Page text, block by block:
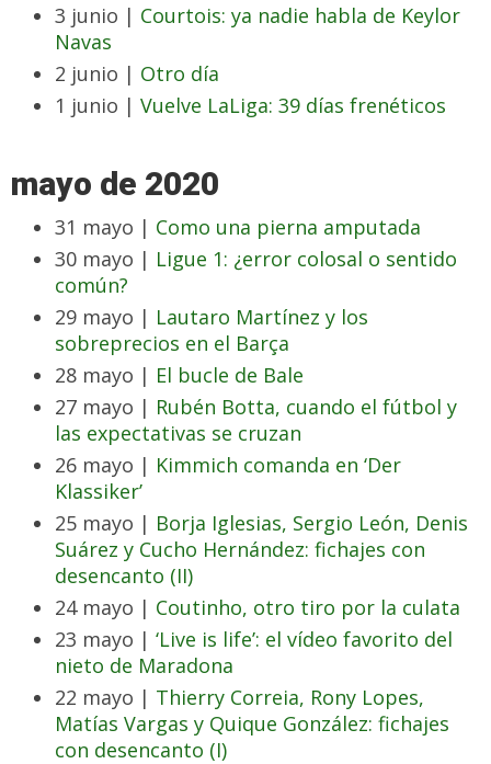
3 junio | Courtois: ya nadie habla de Keylor
Navas
2 junio | Otro día
1 junio | Vuelve LaLiga: 39 días frenéticos
mayo de 2020
31 mayo | Como una pierna amputada
30 mayo | Ligue 1: ¿error colosal o sentido
común?
29 mayo | Lautaro Martínez y los
sobreprecios en el Barça
28 mayo | El bucle de Bale
27 mayo | Rubén Botta, cuando el fútbol y
las expectativas se cruzan
26 mayo | Kimmich comanda en ‘Der
Klassiker’
25 mayo | Borja Iglesias, Sergio León, Denis
Suárez y Cucho Hernández: fichajes con
desencanto (II)
24 mayo | Coutinho, otro tiro por la culata
23 mayo | ‘Live is life’: el vídeo favorito del
nieto de Maradona
22 mayo | Thierry Correia, Rony Lopes,
Matías Vargas y Quique González: fichajes
con desencanto (I)